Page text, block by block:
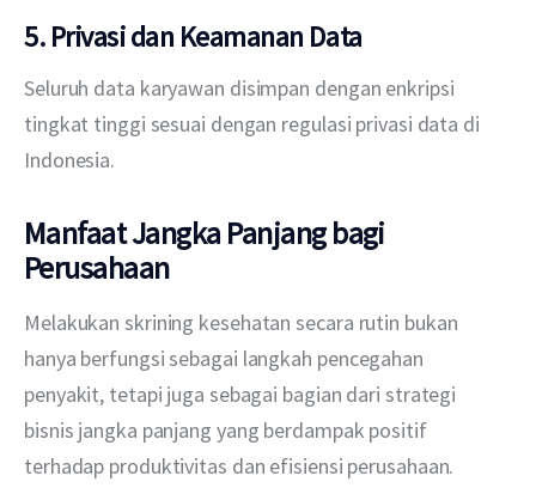
5. Privasi dan Keamanan Data
Seluruh data karyawan disimpan dengan enkripsi
tingkat tinggi sesuai dengan regulasi privasi data di
Indonesia.
Manfaat Jangka Panjang bagi
Perusahaan
Melakukan skrining kesehatan secara rutin bukan
hanya berfungsi sebagai langkah pencegahan
penyakit, tetapi juga sebagai bagian dari strategi
bisnis jangka panjang yang berdampak positif
terhadap produktivitas dan efisiensi perusahaan.